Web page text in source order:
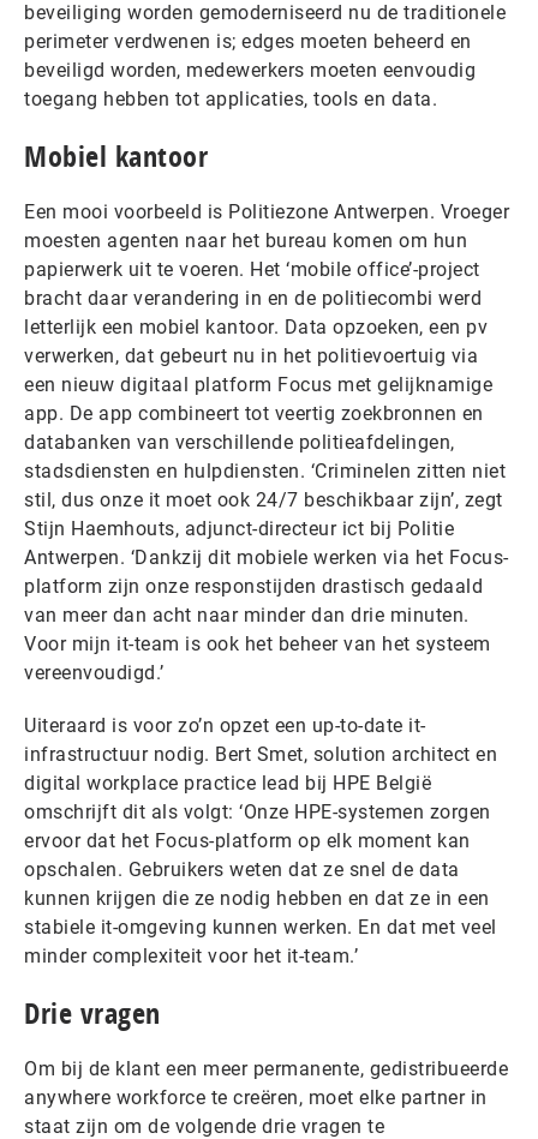
beveiliging worden gemoderniseerd nu de traditionele
perimeter verdwenen is; edges moeten beheerd en
beveiligd worden, medewerkers moeten eenvoudig
toegang hebben tot applicaties, tools en data.
Mobiel kantoor
Een mooi voorbeeld is Politiezone Antwerpen. Vroeger
moesten agenten naar het bureau komen om hun
papierwerk uit te voeren. Het ‘mobile office’-project
bracht daar verandering in en de politiecombi werd
letterlijk een mobiel kantoor. Data opzoeken, een pv
verwerken, dat gebeurt nu in het politievoertuig via
een nieuw digitaal platform Focus met gelijknamige
app. De app combineert tot veertig zoekbronnen en
databanken van verschillende politieafdelingen,
stadsdiensten en hulpdiensten. ‘Criminelen zitten niet
stil, dus onze it moet ook 24/7 beschikbaar zijn’, zegt
Stijn Haemhouts, adjunct-directeur ict bij Politie
Antwerpen. ‘Dankzij dit mobiele werken via het Focus-
platform zijn onze responstijden drastisch gedaald
van meer dan acht naar minder dan drie minuten.
Voor mijn it-team is ook het beheer van het systeem
vereenvoudigd.’
Uiteraard is voor zo’n opzet een up-to-date it-
infrastructuur nodig. Bert Smet, solution architect en
digital workplace practice lead bij HPE België
omschrijft dit als volgt: ‘Onze HPE-systemen zorgen
ervoor dat het Focus-platform op elk moment kan
opschalen. Gebruikers weten dat ze snel de data
kunnen krijgen die ze nodig hebben en dat ze in een
stabiele it-omgeving kunnen werken. En dat met veel
minder complexiteit voor het it-team.’
Drie vragen
Om bij de klant een meer permanente, gedistribueerde
anywhere workforce te creëren, moet elke partner in
staat zijn om de volgende drie vragen te